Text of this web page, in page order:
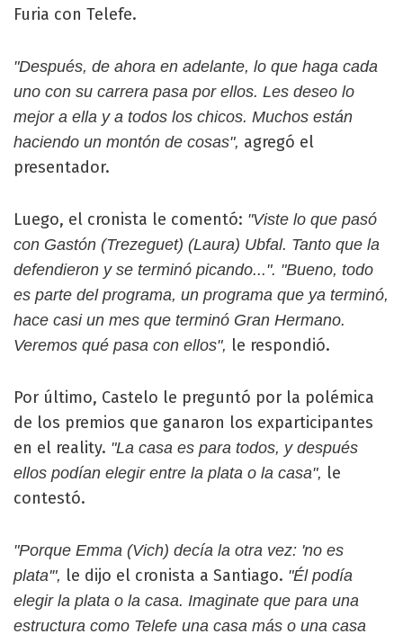
Furia con Telefe.
"Después, de ahora en adelante, lo que haga cada
uno con su carrera pasa por ellos. Les deseo lo
mejor a ella y a todos los chicos. Muchos están
haciendo un montón de cosas", agregó el
presentador.
Luego, el cronista le comentó: "Viste lo que pasó
con Gastón (Trezeguet) (Laura) Ubfal. Tanto que la
defendieron y se terminó picando...". "Bueno, todo
es parte del programa, un programa que ya terminó,
hace casi un mes que terminó Gran Hermano.
Veremos qué pasa con ellos", le respondió.
Por último, Castelo le preguntó por la polémica
de los premios que ganaron los exparticipantes
en el reality. "La casa es para todos, y después
ellos podían elegir entre la plata o la casa", le
contestó.
"Porque Emma (Vich) decía la otra vez: 'no es
plata'", le dijo el cronista a Santiago. "Él podía
elegir la plata o la casa. Imaginate que para una
estructura como Telefe una casa más o una casa